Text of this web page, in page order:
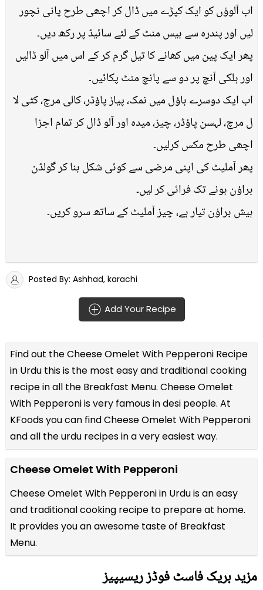
اب آلوؤں کو ایک کپڑے میں ڈال کر اچھی طرح پانی نچور
لیں اور پندرہ سے بیس منٹ کے لئے سائیڈ پر رکھ دیں۔
پھر ایک پین میں کھانے کا تیل گرم کر کے اس میں آلو ڈالیں
اور ہلکی آنچ پر دو سے پانچ منٹ پکائیں۔
اب ایک دوسرے باؤل میں نمک، پیاز پاؤڈر، کالی مرچ، کٹی لا
ل مرچ، لہسن پاؤڈر، چیز، میدہ اور آلو ڈال کر تمام اجزا
اچھی طرح مکس کرلیں۔
پھر آملیٹ کی اپنی مرضی سے کوئی شکل بنا کر گولڈن
براؤن ہونے تک فرائی کر لیں۔
ہیش براؤن تیار ہے، چیز آملیٹ کے ساتھ سرو کریں۔
Posted By: Ashhad, karachi
Add Your Recipe
Find out theCheese Omelet With Pepperoni Recipe
in Urdu this is the most easy and traditional cooking
recipe in all the Breakfast Menu. Cheese Omelet
With Pepperoni is very famous in desi people. At
KFoods you can find Cheese Omelet With Pepperoni
and all theurdu recipesin a very easiest way.
Cheese Omelet With Pepperoni
Cheese Omelet With Pepperoni in Urdu is an easy
and traditional cooking recipe to prepare at home.
It provides you an awesome taste of Breakfast
Menu.
مزید بریک فاسٹ فوڈز ریسیپیز